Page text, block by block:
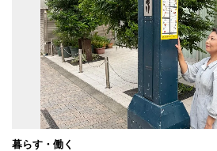
暮らす・働く